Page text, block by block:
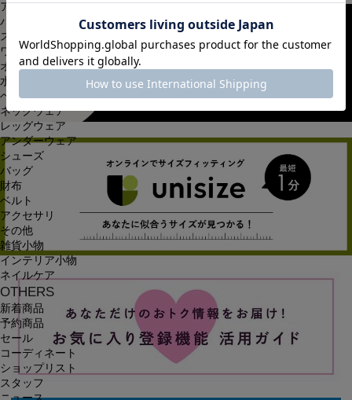
アウター
パンツ
スカート
ワンピース
オールインワン・サロペット
水着
ヘッドウェア
ネックウェア
レッグウェア
アンダーウェア
シューズ
バッグ
財布
ベルト
アクセサリ
その他
雑貨小物
インテリア小物
ネイルケア
OTHERS
新着商品
予約商品
セール
コーディネート
ショップリスト
スタッフ